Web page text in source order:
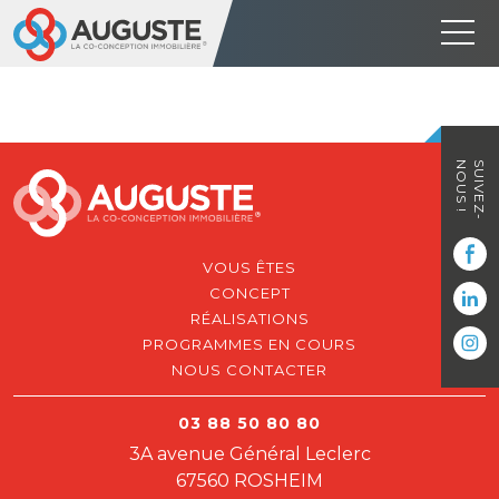
VOUS ÊTES
CONCEPT
RÉALISATIONS
PROGRAMMES EN COURS
NOUS CONTACTER
03 88 50 80 80
3A avenue Général Leclerc
67560 ROSHEIM
SUIVEZ-
NOUS !